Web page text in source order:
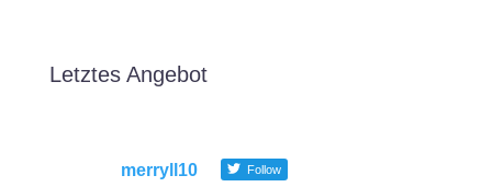
Letztes Angebot
merryll10 Follow